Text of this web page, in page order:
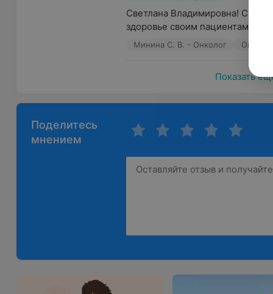
Светлана Владимировна! С
здоровье своим пациентам!!!
Минина С. В. - Онколог
Показать
Поделитесь
мнением